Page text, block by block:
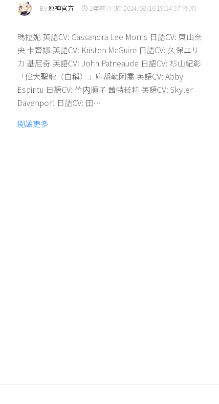
By原神官方 - 2年前 (已於 2024/08/16 19:24:37 修改)
瑪拉妮 英語CV: Cassandra Lee Morris 日語CV: 東山奈
央 卡齊娜 英語CV: Kristen McGuire 日語CV: 久保ユリ
カ 基尼奇 英語CV: John Patneaude 日語CV: 杉山紀彰
「偉大聖龍（自稱）」庫胡勒阿喬 英語CV: Abby
Espiritu 日語CV: 竹内順子 茜特菈莉 英語CV: Skyler
Davenport 日語CV: 田…
閱讀更多